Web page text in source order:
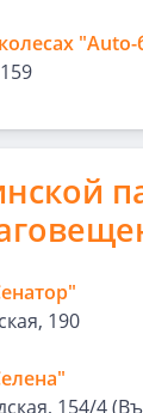
190
154/4